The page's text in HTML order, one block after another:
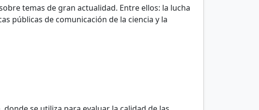
temas de gran actualidad. Entre ellos: la lucha
públicas de comunicación de la ciencia y la